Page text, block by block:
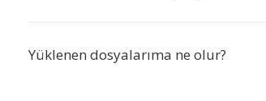
Yüklenen dosyalarıma ne olur?